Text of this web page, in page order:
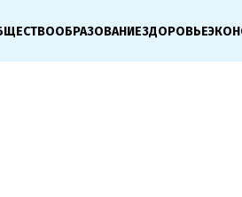
ОБРАЗОВАНИЕЗДОРОВЬЕ